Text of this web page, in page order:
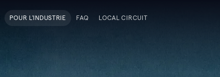
POUR L'INDUSTRIE FAQ LOCAL CIRCUIT